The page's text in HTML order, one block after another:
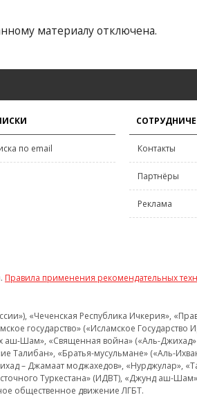
материалу отключена.
по email Контакты
Партнёры
Реклама
Правила применения рекомендательных
«Чеченская Республика Ичкерия»,
государство» («Исламское
Шам», «Священная война» («Аль-Джихад»
«Братья-мусульмане» («Аль-
– Джамаат моджахедов», «Нурджулар»,
Туркестана» (ИДВТ), «Джунд аш-
общественное движение ЛГБТ.